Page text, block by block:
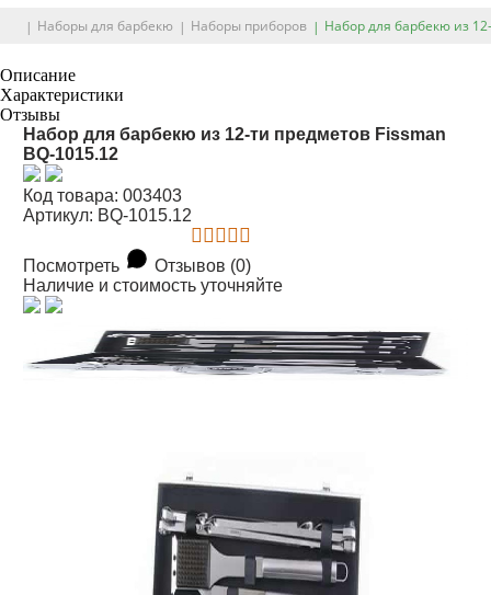
Наборы для барбекю Наборы приборов Набор для барбекю из
Описание
Характеристики
Отзывы
Набор для барбекю из 12-ти предметов Fissman
BQ-1015.12
Код товара: 003403
Артикул: BQ-1015.12
Посмотреть
Отзывов (0)
Наличие и стоимость уточняйте